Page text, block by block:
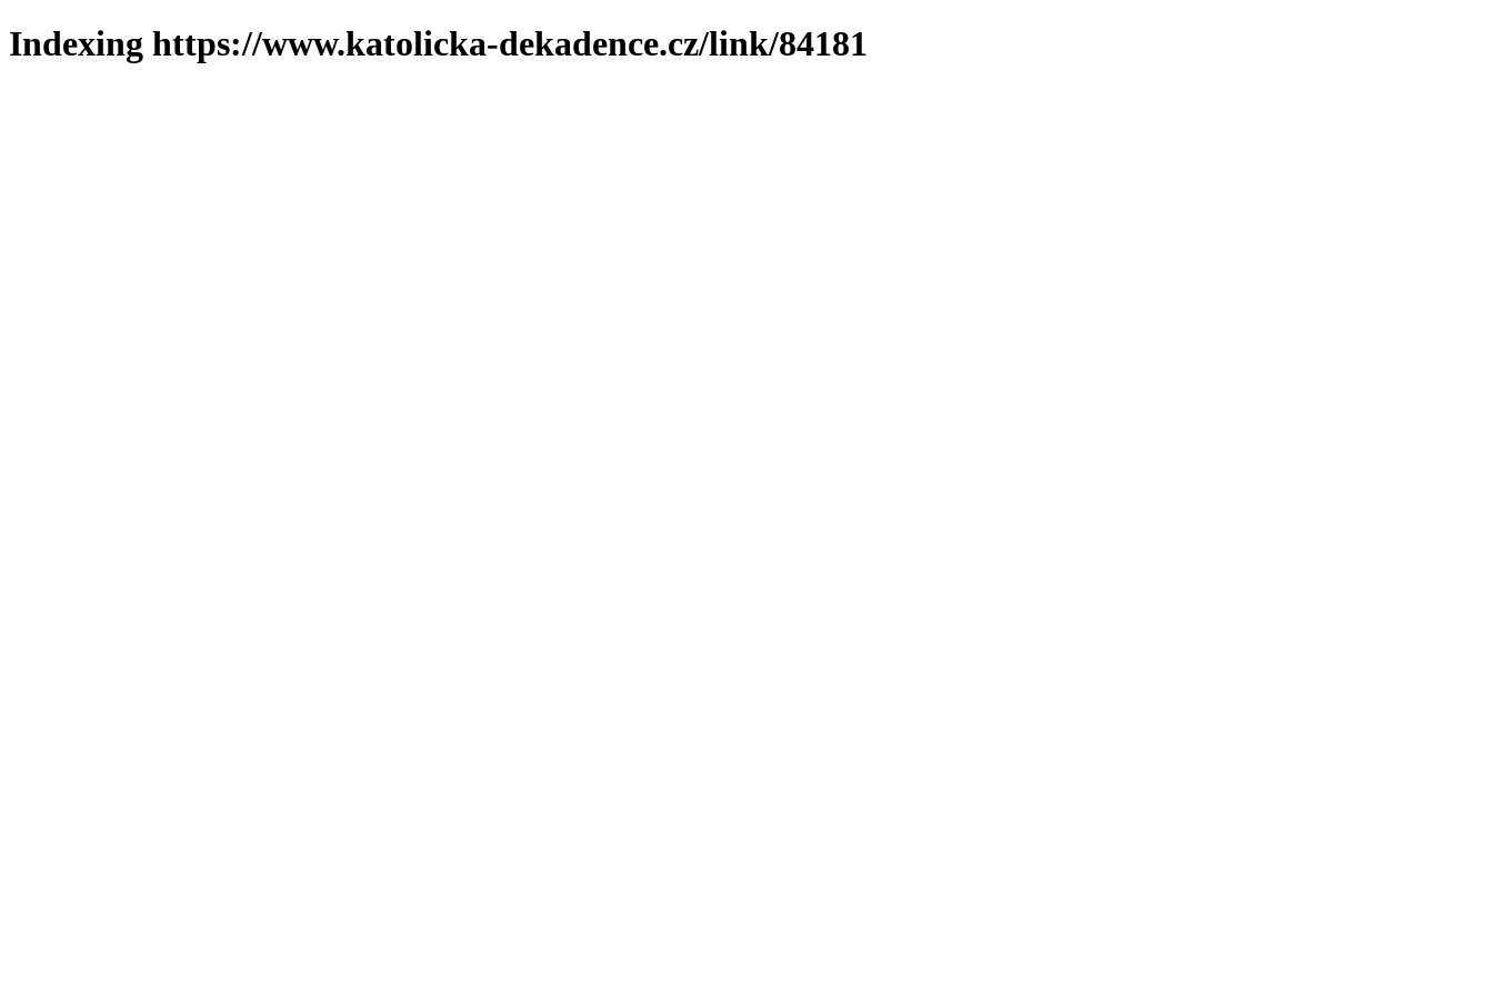
Indexing https://www.katolicka-dekadence.cz/link/84181